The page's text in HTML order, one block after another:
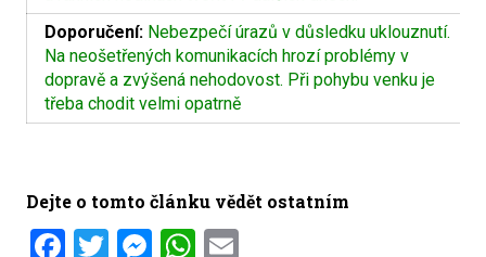
Doporučení: Nebezpečí úrazů v důsledku uklouznutí.
Na neošetřených komunikacích hrozí problémy v
dopravě a zvýšená nehodovost. Při pohybu venku je
třeba chodit velmi opatrně
Dejte o tomto článku vědět ostatním
Facebook
Twitter
Messenger
WhatsApp